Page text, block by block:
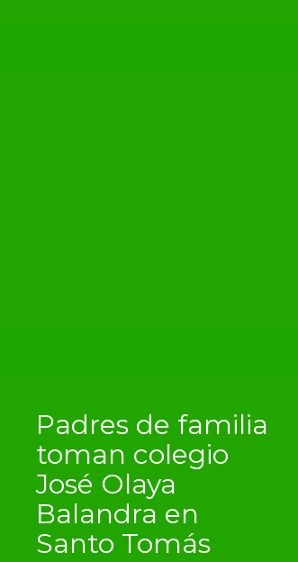
Padres de familia
toman colegio
José Olaya
Balandra en
Santo Tomás